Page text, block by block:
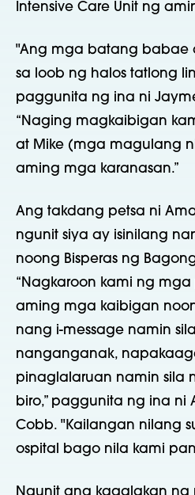
Intensive Care Unit ng
"Ang mga batang babae
sa loob ng halos tatlong
paggunita ng ina ni
“Naging magkaibigan
at Mike (mga magulang
aming mga karanasan.”
Ang takdang petsa ni
ngunit siya ay isinilang
noong Bisperas ng
“Nagkaroon kami ng
aming mga kaibigan
nang i-message namin
nanganganak,
pinaglalaruan namin sila
biro,” paggunita ng ina ni
Cobb. "Kailangan nilang
ospital bago nila kami